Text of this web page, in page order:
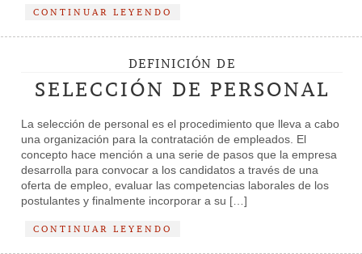
CONTINUAR LEYENDO
DEFINICIÓN DE
SELECCIÓN DE PERSONAL
La selección de personal es el procedimiento que lleva a cabo
una organización para la contratación de empleados. El
concepto hace mención a una serie de pasos que la empresa
desarrolla para convocar a los candidatos a través de una
oferta de empleo, evaluar las competencias laborales de los
postulantes y finalmente incorporar a su […]
CONTINUAR LEYENDO